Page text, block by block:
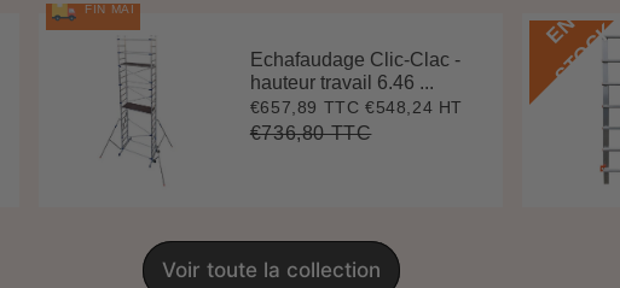
FIN MAI
Echafaudage Clic-Clac -
hauteur travail 6.46 ...
Prix
réduit
€657,89 TTC €657,89
€548,24 HT
Prix
€736,80 TTC€736,80
E
N
S
T
O
C
K
Voir toute la collection